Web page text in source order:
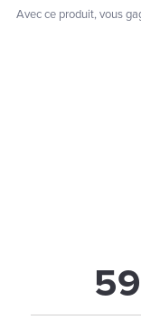
Avec ce produit, vous